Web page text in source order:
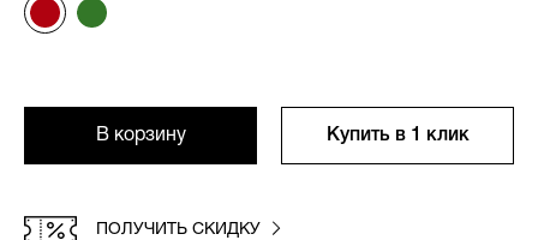
В корзину Купить в 1 клик
ПОЛУЧИТЬ СКИДКУ